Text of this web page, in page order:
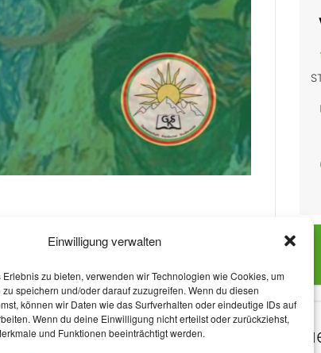
Einwilligung verwalten
zu bieten, verwenden wir Technologien wie Cookies, um
speichern und/oder darauf zuzugreifen. Wenn du diesen
können wir Daten wie das Surfverhalten oder eindeutige IDs auf
Wenn du deine Einwilligung nicht erteilst oder zurückziehst,
und Funktionen beeinträchtigt werden.
Alle Studierende sind herzlich
Kultur zu verbreiten.